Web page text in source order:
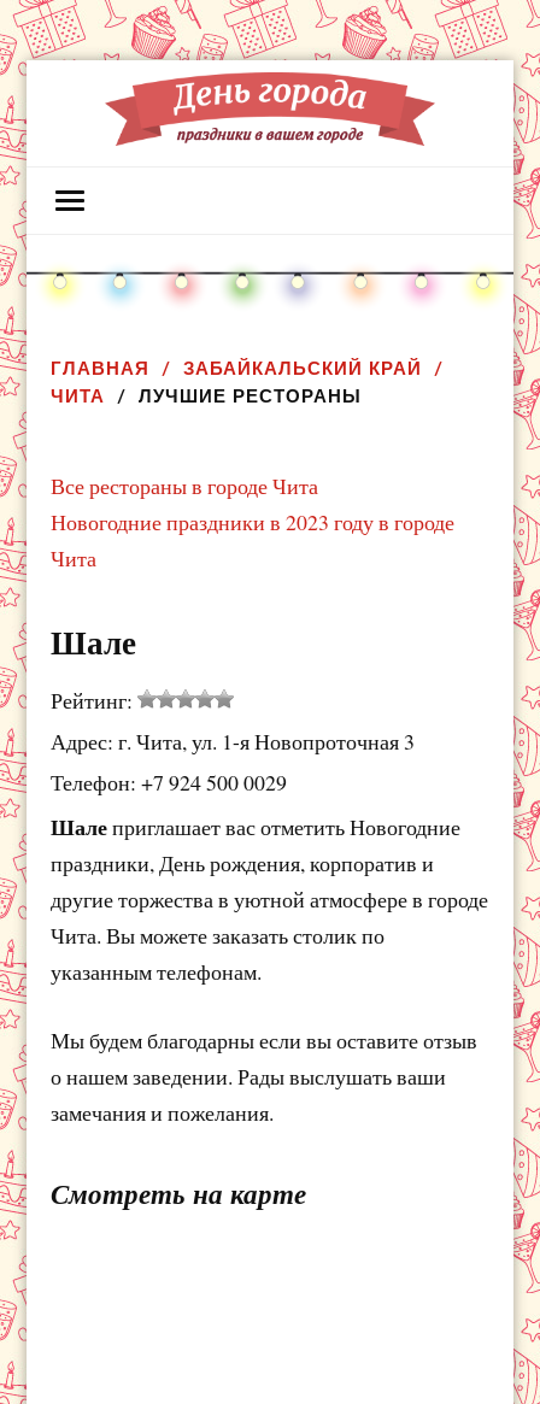
ГЛАВНАЯ
ЗАБАЙКАЛЬСКИЙ КРАЙ
ЧИТА
ЛУЧШИЕ РЕСТОРАНЫ
Все рестораны в городе Чита
Новогодние праздники в 2023 году в городе
Чита
Шале
Рейтинг:
Адрес: г. Чита, ул. 1-я Новопроточная 3
Телефон: +7 924 500 0029
Шалеприглашает вас отметить Новогодние
праздники, День рождения, корпоратив и
другие торжества в уютной атмосфере в городе
Чита. Вы можете заказать столик по
указанным телефонам.
Мы будем благодарны если вы оставите отзыв
о нашем заведении. Рады выслушать ваши
замечания и пожелания.
Смотреть на карте